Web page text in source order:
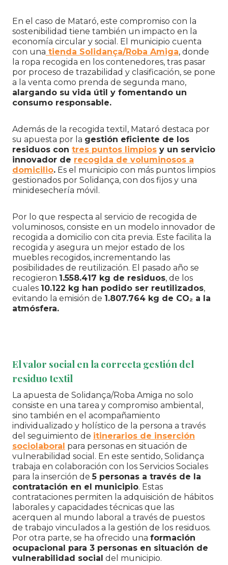
En el caso de Mataró, este compromiso con la
sostenibilidad tiene también un impacto en la
economía circular y social. El municipio cuenta
con una tienda Solidança/Roba Amiga, donde
la ropa recogida en los contenedores, tras pasar
por proceso de trazabilidad y clasificación, se pone
a la venta como prenda de segunda mano,
alargando su vida útil y fomentando un
consumo responsable.
Además de la recogida textil, Mataró destaca por
su apuesta por la gestión eficiente de los
residuos con tres puntos limpios y un servicio
innovador de recogida de voluminosos a
domicilio. Es el municipio con más puntos limpios
gestionados por Solidança, con dos fijos y una
minidesechería móvil.
Por lo que respecta al servicio de recogida de
voluminosos, consiste en un modelo innovador de
recogida a domicilio con cita previa. Este facilita la
recogida y asegura un mejor estado de los
muebles recogidos, incrementando las
posibilidades de reutilización. El pasado año se
recogieron 1.558.417 kg de residuos, de los
cuales 10.122 kg han podido ser reutilizados,
evitando la emisión de 1.807.764 kg de CO₂ a la
atmósfera.
El valor social en la correcta gestión del
residuo textil
La apuesta de Solidança/Roba Amiga no solo
consiste en una tarea y compromiso ambiental,
sino también en el acompañamiento
individualizado y holístico de la persona a través
del seguimiento de itinerarios de inserción
sociolaboral para personas en situación de
vulnerabilidad social. En este sentido, Solidança
trabaja en colaboración con los Servicios Sociales
para la inserción de5 personas a través de la
contratación en el municipio. Estas
contrataciones permiten la adquisición de hábitos
laborales y capacidades técnicas que las
acerquen al mundo laboral a través de puestos
de trabajo vinculados a la gestión de los residuos.
Por otra parte, se ha ofrecido una formación
ocupacional para 3 personas en situación de
vulnerabilidad social del municipio.